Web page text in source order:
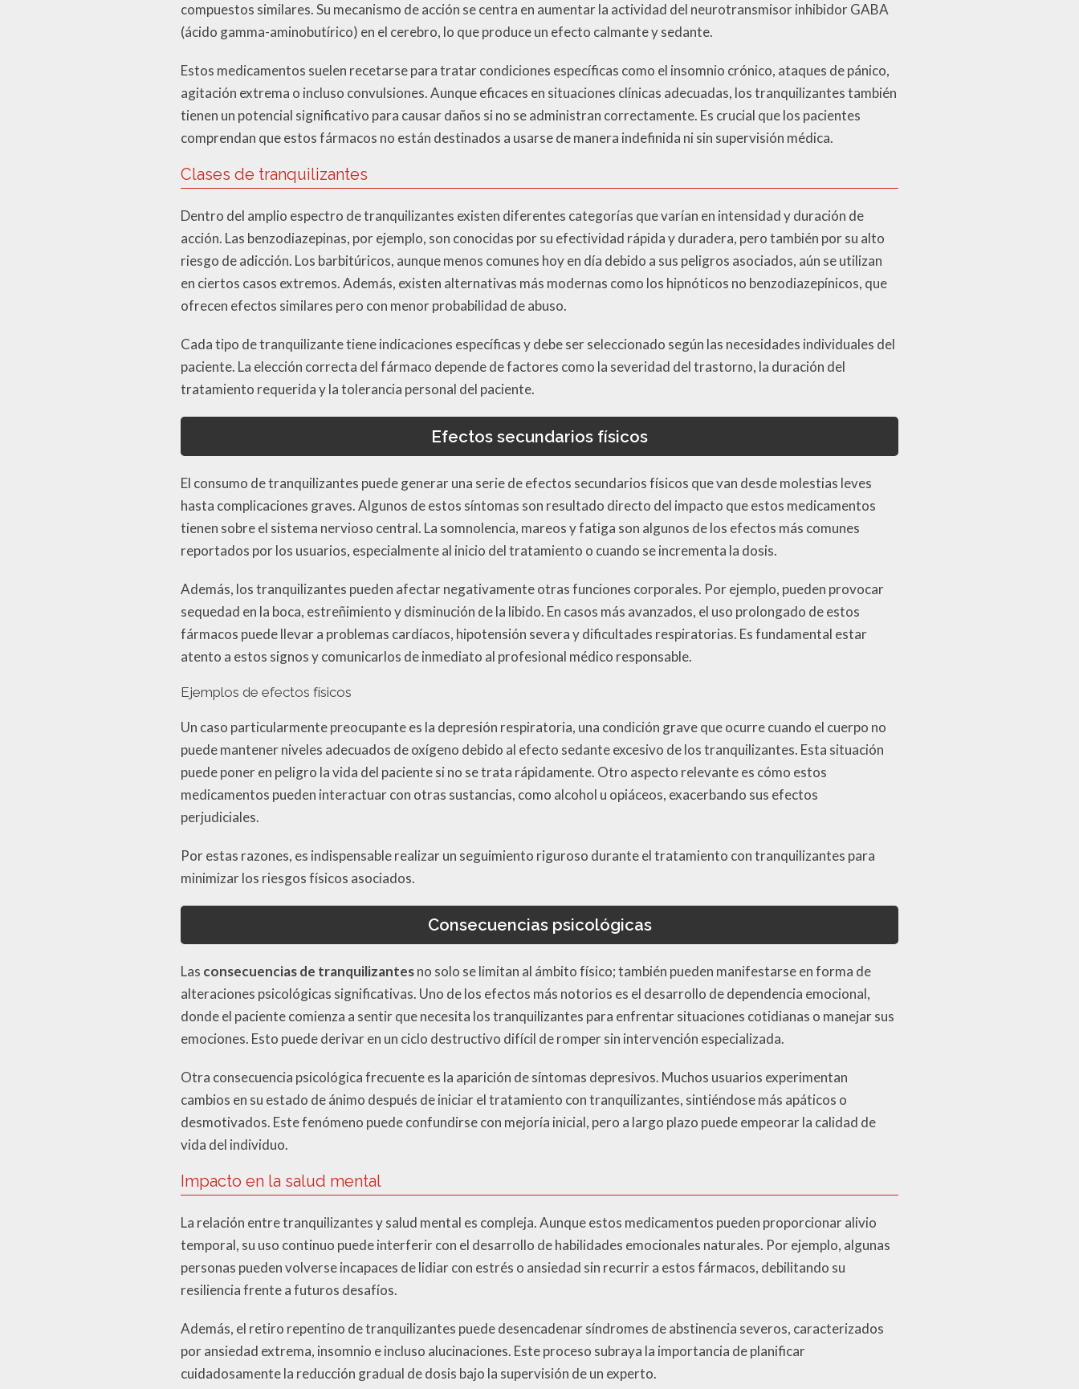
compuestos similares. Su mecanismo de acción se centra en aumentar la actividad del neurotransmisor inhibidor GABA
(ácido gamma-aminobutírico) en el cerebro, lo que produce un efecto calmante y sedante.
Estos medicamentos suelen recetarse para tratar condiciones específicas como el insomnio crónico, ataques de pánico,
agitación extrema o incluso convulsiones. Aunque eficaces en situaciones clínicas adecuadas, los tranquilizantes también
tienen un potencial significativo para causar daños si no se administran correctamente. Es crucial que los pacientes
comprendan que estos fármacos no están destinados a usarse de manera indefinida ni sin supervisión médica.
Clases de tranquilizantes
Dentro del amplio espectro de tranquilizantes existen diferentes categorías que varían en intensidad y duración de
acción. Las benzodiazepinas, por ejemplo, son conocidas por su efectividad rápida y duradera, pero también por su alto
riesgo de adicción. Los barbitúricos, aunque menos comunes hoy en día debido a sus peligros asociados, aún se utilizan
en ciertos casos extremos. Además, existen alternativas más modernas como los hipnóticos no benzodiazepínicos, que
ofrecen efectos similares pero con menor probabilidad de abuso.
Cada tipo de tranquilizante tiene indicaciones específicas y debe ser seleccionado según las necesidades individuales del
paciente. La elección correcta del fármaco depende de factores como la severidad del trastorno, la duración del
tratamiento requerida y la tolerancia personal del paciente.
Efectos secundarios físicos
El consumo de tranquilizantes puede generar una serie de efectos secundarios físicos que van desde molestias leves
hasta complicaciones graves. Algunos de estos síntomas son resultado directo del impacto que estos medicamentos
tienen sobre el sistema nervioso central. La somnolencia, mareos y fatiga son algunos de los efectos más comunes
reportados por los usuarios, especialmente al inicio del tratamiento o cuando se incrementa la dosis.
Además, los tranquilizantes pueden afectar negativamente otras funciones corporales. Por ejemplo, pueden provocar
sequedad en la boca, estreñimiento y disminución de la libido. En casos más avanzados, el uso prolongado de estos
fármacos puede llevar a problemas cardíacos, hipotensión severa y dificultades respiratorias. Es fundamental estar
atento a estos signos y comunicarlos de inmediato al profesional médico responsable.
Ejemplos de efectos físicos
Un caso particularmente preocupante es la depresión respiratoria, una condición grave que ocurre cuando el cuerpo no
puede mantener niveles adecuados de oxígeno debido al efecto sedante excesivo de los tranquilizantes. Esta situación
puede poner en peligro la vida del paciente si no se trata rápidamente. Otro aspecto relevante es cómo estos
medicamentos pueden interactuar con otras sustancias, como alcohol u opiáceos, exacerbando sus efectos
perjudiciales.
Por estas razones, es indispensable realizar un seguimiento riguroso durante el tratamiento con tranquilizantes para
minimizar los riesgos físicos asociados.
Consecuencias psicológicas
Las consecuencias de tranquilizantesno solo se limitan al ámbito físico; también pueden manifestarse en forma de
alteraciones psicológicas significativas. Uno de los efectos más notorios es el desarrollo de dependencia emocional,
donde el paciente comienza a sentir que necesita los tranquilizantes para enfrentar situaciones cotidianas o manejar sus
emociones. Esto puede derivar en un ciclo destructivo difícil de romper sin intervención especializada.
Otra consecuencia psicológica frecuente es la aparición de síntomas depresivos. Muchos usuarios experimentan
cambios en su estado de ánimo después de iniciar el tratamiento con tranquilizantes, sintiéndose más apáticos o
desmotivados. Este fenómeno puede confundirse con mejoría inicial, pero a largo plazo puede empeorar la calidad de
vida del individuo.
Impacto en la salud mental
La relación entre tranquilizantes y salud mental es compleja. Aunque estos medicamentos pueden proporcionar alivio
temporal, su uso continuo puede interferir con el desarrollo de habilidades emocionales naturales. Por ejemplo, algunas
personas pueden volverse incapaces de lidiar con estrés o ansiedad sin recurrir a estos fármacos, debilitando su
resiliencia frente a futuros desafíos.
Además, el retiro repentino de tranquilizantes puede desencadenar síndromes de abstinencia severos, caracterizados
por ansiedad extrema, insomnio e incluso alucinaciones. Este proceso subraya la importancia de planificar
cuidadosamente la reducción gradual de dosis bajo la supervisión de un experto.